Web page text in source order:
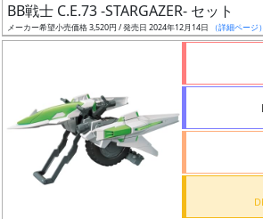
定
期
BB戦士 C.E.73 -STARGAZER- セット
メーカー希望小売価格 3,520円 / 発売日 2024年12月14日 （詳細ページ）